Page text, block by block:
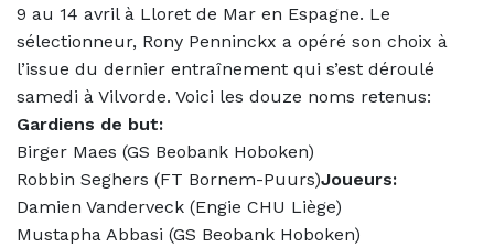
9 au 14 avril à Lloret de Mar en Espagne. Le
sélectionneur, Rony Penninckx a opéré son choix à
l’issue du dernier entraînement qui s’est déroulé
samedi à Vilvorde. Voici les douze noms retenus:
Gardiens de but:
Birger Maes (GS Beobank Hoboken)
Robbin Seghers (FT Bornem-Puurs)Joueurs:
Damien Vanderveck (Engie CHU Liège)
Mustapha Abbasi (GS Beobank Hoboken)